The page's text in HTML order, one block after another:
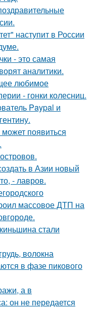
наступит в России
- это самая
аналитики.
любимое
- гонки колесниц.
Paypal и
появиться
в Азии новый
- лавров.
массовое ДТП на
стали
волокна
в фазе пикового
а в
он не передается